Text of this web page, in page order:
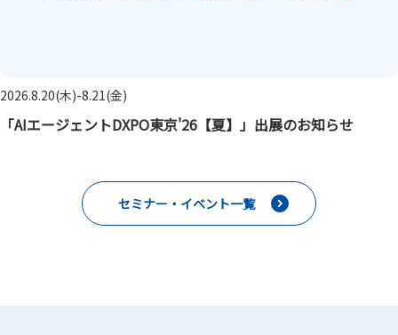
2026.8.20(木)-8.21(金)
「AIエージェントDXPO東京'26【夏】」出展のお知らせ
セミナー・イベント一覧